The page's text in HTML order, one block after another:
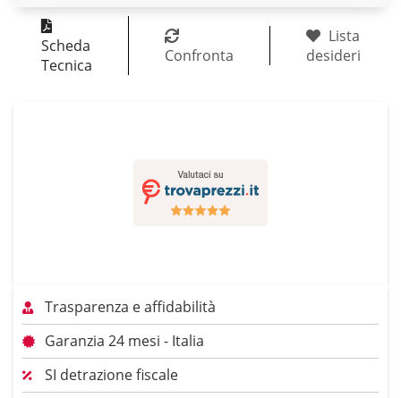
Scheda
Tecnica
Confronta
Lista
desideri
Trasparenza e affidabilità
Garanzia 24 mesi - Italia
SI detrazione fiscale